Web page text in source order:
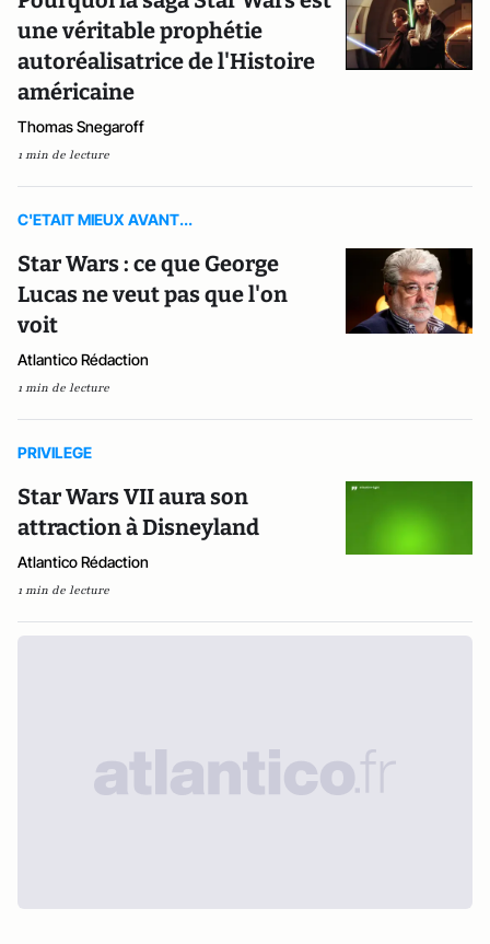
une véritable prophétie
autoréalisatrice de l'Histoire
américaine
Thomas Snegaroff
1 min de lecture
C'ETAIT MIEUX AVANT...
Star Wars : ce que George
Lucas ne veut pas que l'on
voit
Atlantico Rédaction
1 min de lecture
PRIVILEGE
Star Wars VII aura son
attraction à Disneyland
Atlantico Rédaction
1 min de lecture